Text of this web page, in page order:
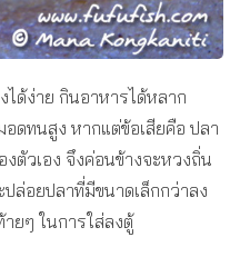
ได้ง่าย กินอาหารได้หลาก
ดทนสูง หากแต่ข้อเสียคือ ปลา
ตัวเอง จึงค่อนข้างจะหวงถิ่น
ล่อยปลาที่มีขนาดเล็กกว่าลง
ายๆ ในการใส่ลงตู้